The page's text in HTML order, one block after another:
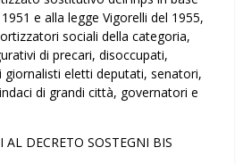
e alla legge Vigorelli del 1955,
sociali della categoria,
di precari, disoccupati,
giornalisti eletti deputati, senatori,
di grandi città, governatori e
AL DECRETO SOSTEGNI BIS